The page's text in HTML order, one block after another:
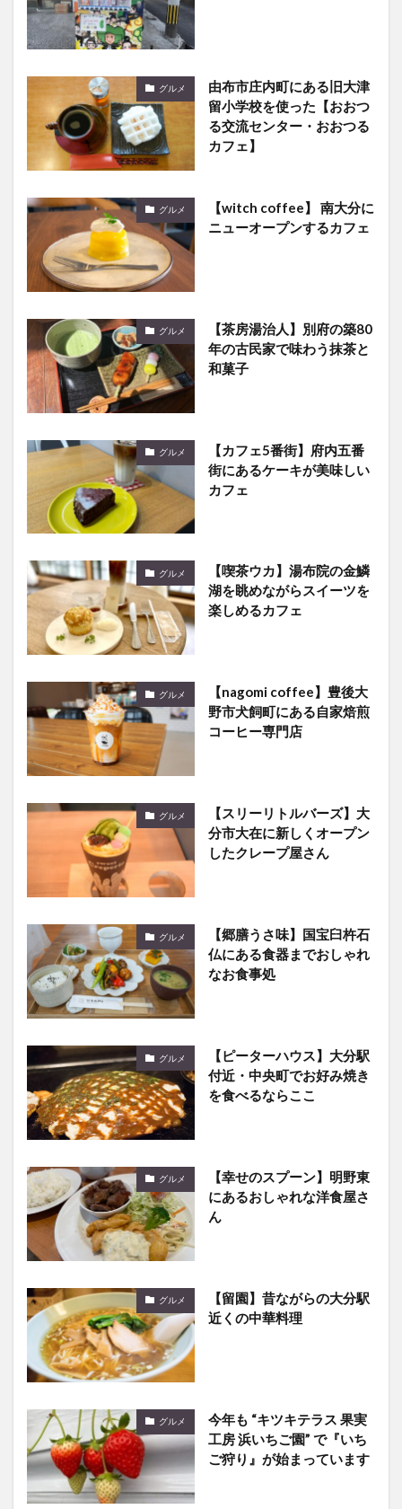
グルメ
由布市庄内町にある旧大津
留小学校を使った【おおつ
る交流センター・おおつる
カフェ】
グルメ
【witch coffee】 南大分に
ニューオープンするカフェ
グルメ
【茶房湯治人】別府の築80
年の古民家で味わう抹茶と
和菓子
グルメ
【カフェ5番街】府内五番
街にあるケーキが美味しい
カフェ
グルメ
【喫茶ウカ】湯布院の金鱗
湖を眺めながらスイーツを
楽しめるカフェ
グルメ
【nagomi coffee】豊後大
野市犬飼町にある自家焙煎
コーヒー専門店
グルメ
【スリーリトルバーズ】大
分市大在に新しくオープン
したクレープ屋さん
グルメ
【郷膳うさ味】国宝臼杵石
仏にある食器までおしゃれ
なお食事処
グルメ
【ピーターハウス】大分駅
付近・中央町でお好み焼き
を食べるならここ
グルメ
【幸せのスプーン】明野東
にあるおしゃれな洋食屋さ
ん
グルメ
【留園】昔ながらの大分駅
近くの中華料理
グルメ
今年も “キツキテラス 果実
工房 浜いちご園” で『いち
ご狩り』が始まっています